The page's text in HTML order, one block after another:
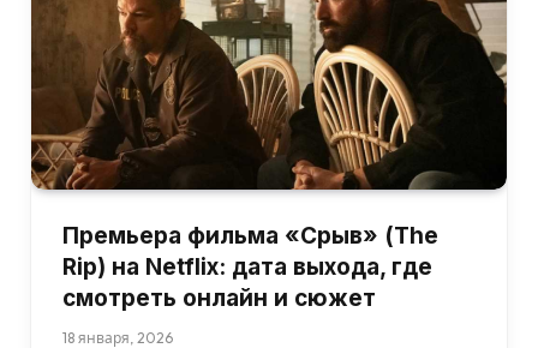
Премьера фильма «Срыв» (The
Rip) на Netflix: дата выхода, где
смотреть онлайн и сюжет
18 января, 2026